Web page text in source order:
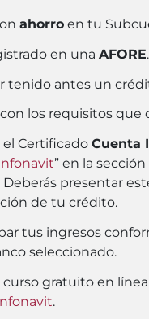
ahorro en tu
en una AFORE.
tenido antes un
los requisitos que
Certificado Cuenta
” en la
Deberás presentar
de tu crédito.
tus ingresos
seleccionado.
curso gratuito en línea
.